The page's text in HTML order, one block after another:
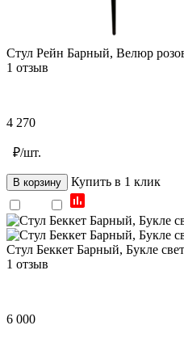
Стул Рейн Барный, Велюр
1 отзыв
4 270
₽/шт.
В корзину Купить в 1 клик
Стул Беккет Барный, Букле
1 отзыв
6 000